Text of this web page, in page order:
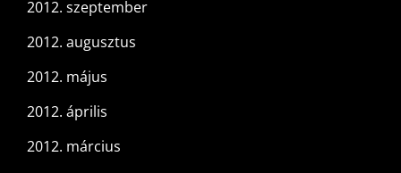
2012. szeptember
2012. augusztus
2012. május
2012. április
2012. március